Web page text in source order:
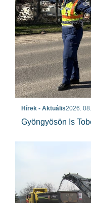
Hírek - Aktuális2026.
Gyöngyösön Is